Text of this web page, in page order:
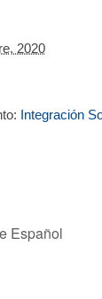
2020
Integración
Español